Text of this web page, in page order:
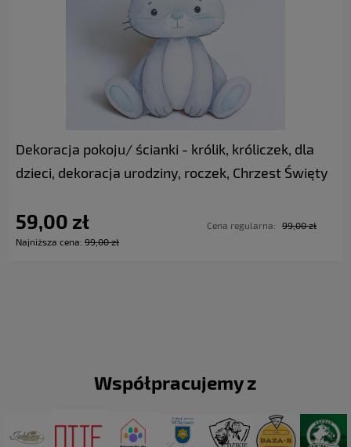
Dekoracja pokoju/ ścianki - królik, króliczek, dla
dzieci, dekoracja urodziny, roczek, Chrzest Święty
59,00 zł Cena regularna:
99,00 zł
Najniższa cena: 99,00 zł
do koszyka
Współpracujemy z